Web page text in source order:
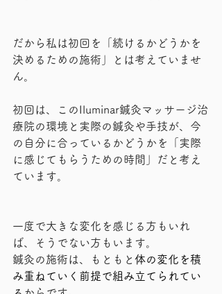
だから私は初回を「続けるかどうかを
決めるための施術」とは考えていませ
ん。
初回は、このIluminar鍼灸マッサージ治
療院の環境と実際の鍼灸や手技が、今
の自分に合っているかどうかを「実際
に感じてもらうための時間」だと考え
ています。
一度で大きな変化を感じる方もいれ
ば、そうでない方もいます。
鍼灸の施術は、もともと 体の変化を積
み重ねていく前提で組み立てられてい